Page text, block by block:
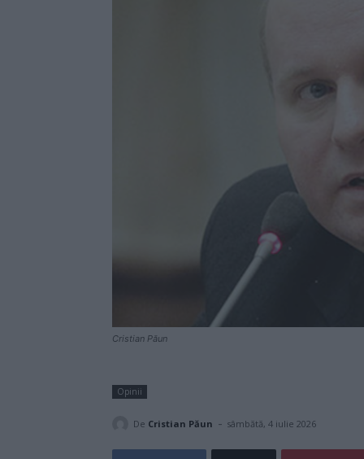
Cristian Păun
Opinii
De Cristian Păun - sâmbătă, 4 iulie 2026